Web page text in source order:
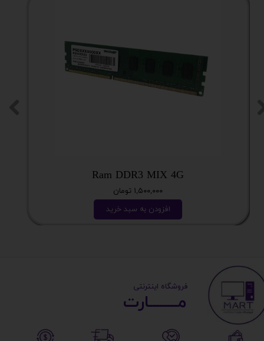
Ram DDR3 MIX 4G
۱,۵۰۰,۰۰۰ تومان
افزودن به سبد خرید
مــــــــارت​​​​​​
​ ​فروشگاه اینترنتی